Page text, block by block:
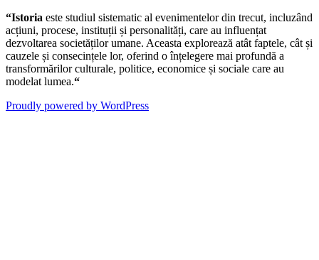
“Istoria este studiul sistematic al evenimentelor din trecut, incluzând
acțiuni, procese, instituții și personalități, care au influențat
dezvoltarea societăților umane. Aceasta explorează atât faptele, cât și
cauzele și consecințele lor, oferind o înțelegere mai profundă a
transformărilor culturale, politice, economice și sociale care au
modelat lumea.“
Proudly powered by WordPress